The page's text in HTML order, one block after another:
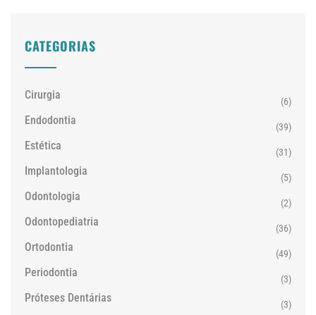
CATEGORIAS
Cirurgia (6)
Endodontia (39)
Estética (31)
Implantologia (5)
Odontologia (2)
Odontopediatria (36)
Ortodontia (49)
Periodontia (3)
Próteses Dentárias (3)